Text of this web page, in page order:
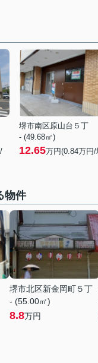
堺市南区原山台５丁
- (49.68㎡)
12.65万円(0.84万円/
物件
堺市北区新金岡町５丁
- (55.00㎡)
8.8万円